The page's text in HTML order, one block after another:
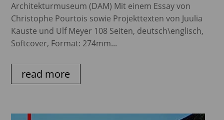
Architekturmuseum (DAM) Mit einem Essay von
Christophe Pourtois sowie Projekttexten von Juulia
Kauste und Ulf Meyer 108 Seiten, deutsch\englisch,
Softcover, Format: 274mm...
read more